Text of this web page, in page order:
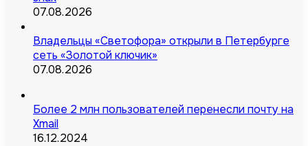
07.08.2026
Владельцы «Светофора» открыли в Петербурге
сеть «Золотой ключик»
07.08.2026
Более 2 млн пользователей перенесли почту на
Xmail
16.12.2024